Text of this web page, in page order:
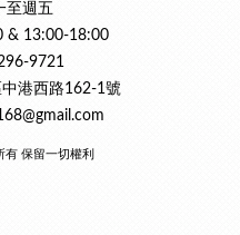
至週五
18:00
9721
港西路162-1號
有 保留一切權利